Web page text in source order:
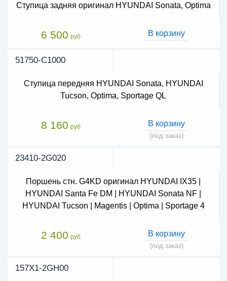
Ступица задняя оригинал HYUNDAI Sonata, Optima
6 500 руб В корзину
51750-C1000
Ступица передняя HYUNDAI Sonata, HYUNDAI
Tucson, Optima, Sportage QL
8 160 руб В корзину
(под заказ)
23410-2G020
Поршень стн. G4KD оригинал HYUNDAI IX35 |
HYUNDAI Santa Fe DM | HYUNDAI Sonata NF |
HYUNDAI Tucson | Magentis | Optima | Sportage 4
2 400 руб В корзину
(под заказ)
157X1-2GH00